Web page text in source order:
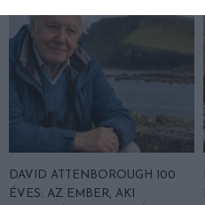
DAVID ATTENBOROUGH 100
ÉVES: AZ EMBER, AKI